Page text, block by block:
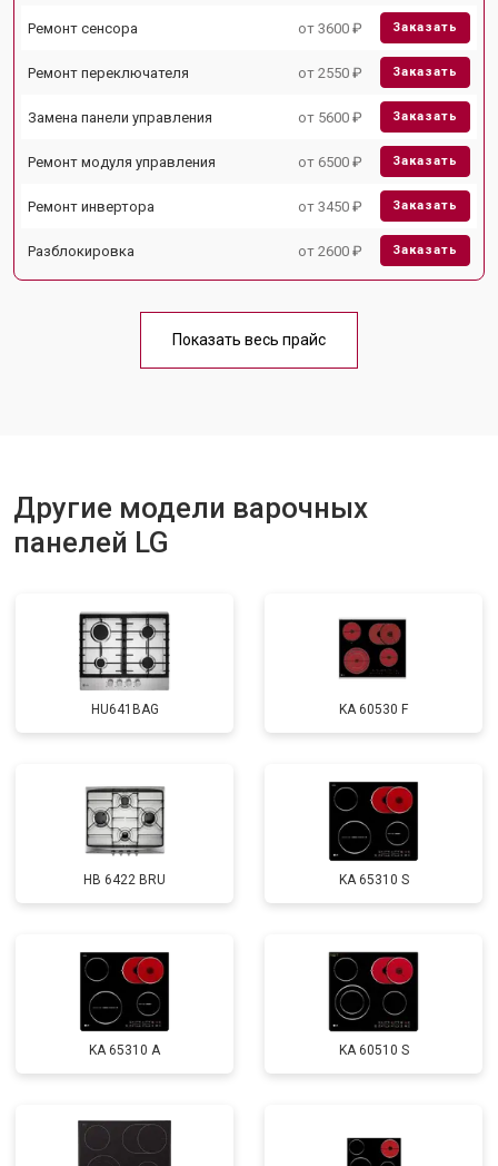
Ремонт сенсора от 3600 ₽ Заказать
Ремонт переключателя от 2550 ₽ Заказать
Замена панели управления от 5600 ₽ Заказать
Ремонт модуля управления от 6500 ₽ Заказать
Ремонт инвертора от 3450 ₽ Заказать
Разблокировка от 2600 ₽ Заказать
Показать весь прайс
Другие модели варочных
панелей LG
HU641BAG KA 60530 F
HB 6422 BRU KA 65310 S
KA 65310 A KA 60510 S